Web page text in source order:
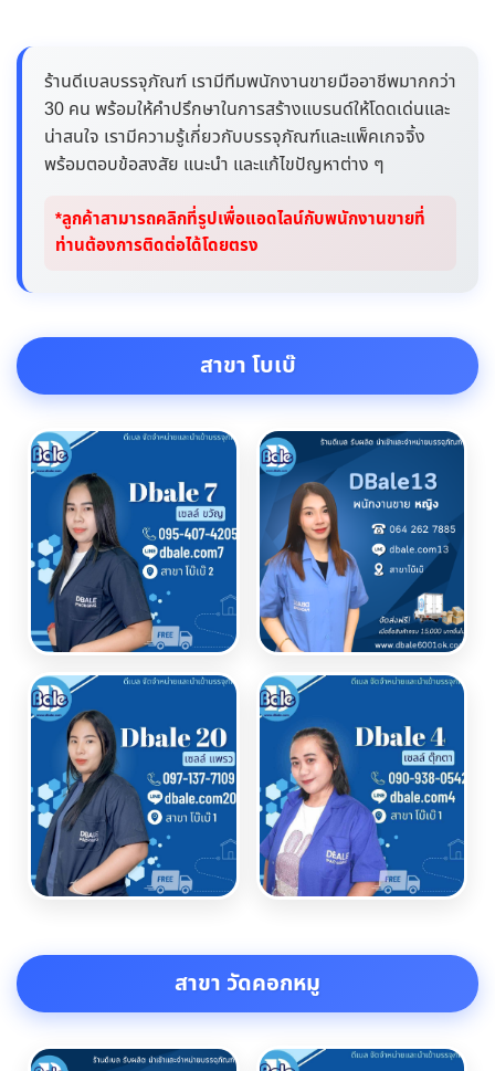
ร้านดีเบลบรรจุภัณฑ์ เรามีทีมพนักงานขายมืออาชีพมากกว่า
30 คน พร้อมให้คำปรึกษาในการสร้างแบรนด์ให้โดดเด่นและ
น่าสนใจ เรามีความรู้เกี่ยวกับบรรจุภัณฑ์และแพ็คเกจจิ้ง
พร้อมตอบข้อสงสัย แนะนำ และแก้ไขปัญหาต่าง ๆ
*ลูกค้าสามารถคลิกที่รูปเพื่อแอดไลน์กับพนักงานขายที่
ท่านต้องการติดต่อได้โดยตรง
สาขา โบเบ๊
สาขา วัดคอกหมู